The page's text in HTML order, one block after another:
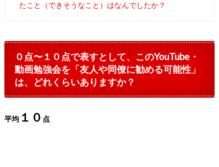
たこと（できそうなこと）はなんでしたか？
０点〜１０点で表すとして、このYouTube・
動画勉強会を「友人や同僚に勧める可能性」
は、どれくらいありますか？
平均１０ 点